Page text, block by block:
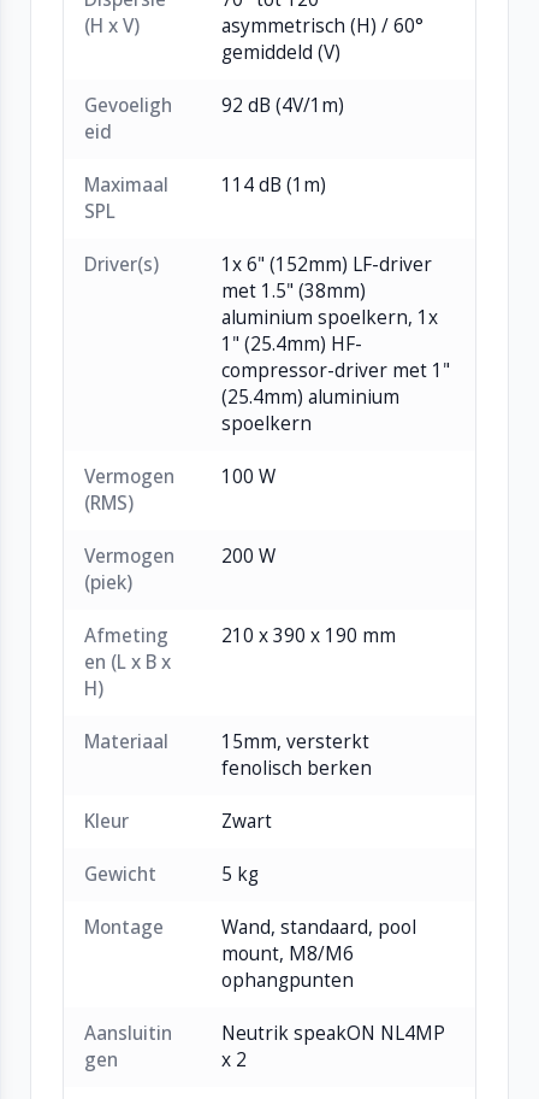
statiefflens
Beschikbaar in zwart of wit voor discrete
integratie
Ideaal voor corporate AV, theaters, horeca,
(H x V)
asymmetrisch (H) / 60°
gemiddeld (V)
Gevoeligh
eid
92 dB (4V/1m)
Maximaal
SPL
114 dB (1m)
Driver(s)
1x 6" (152mm) LF-driver
met 1.5" (38mm)
aluminium spoelkern, 1x
1" (25.4mm) HF-
compressor-driver met 1"
(25.4mm) aluminium
spoelkern
Vermogen
(RMS)
100 W
Vermogen
(piek)
200 W
Afmeting
en (L x B x
H)
210 x 390 x 190 mm
Materiaal
15mm, versterkt
fenolisch berken
Kleur Zwart
Gewicht 5 kg
Montage
Wand, standaard, pool
mount, M8/M6
ophangpunten
Aansluitin
gen
Neutrik speakON NL4MP
x 2